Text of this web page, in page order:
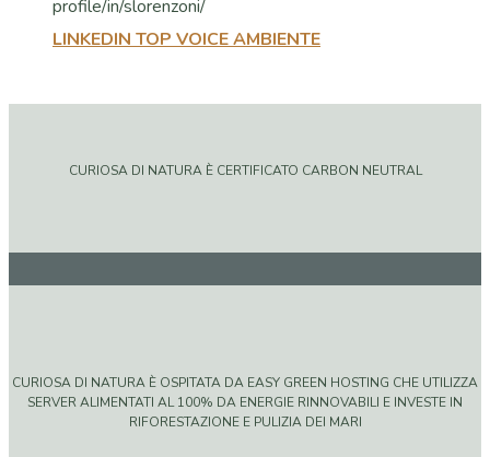
LINKEDIN TOP VOICE AMBIENTE
CURIOSA DI NATURA È CERTIFICATO CARBON NEUTRAL
CURIOSA DI NATURA È OSPITATA DA EASY GREEN HOSTING CHE UTILIZZA
SERVER ALIMENTATI AL 100% DA ENERGIE RINNOVABILI E INVESTE IN
RIFORESTAZIONE E PULIZIA DEI MARI